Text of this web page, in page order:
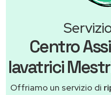
Centro
lavatrici
Offriamo un servizio di